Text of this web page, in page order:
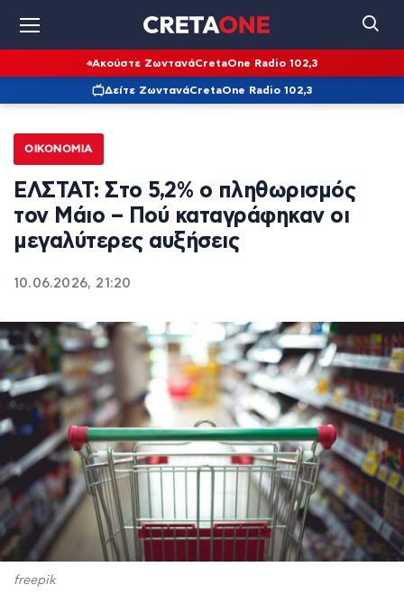
Ακούστε ΖωντανάCretaOne Radio 102,3
Δείτε ΖωντανάCretaOne Radio 102,3
ΟΙΚΟΝΟΜΊΑ
ΕΛΣΤΑΤ: Στο 5,2% ο πληθωρισμός
τον Μάιο – Πού καταγράφηκαν οι
μεγαλύτερες αυξήσεις
10.06.2026, 21:20
freepik